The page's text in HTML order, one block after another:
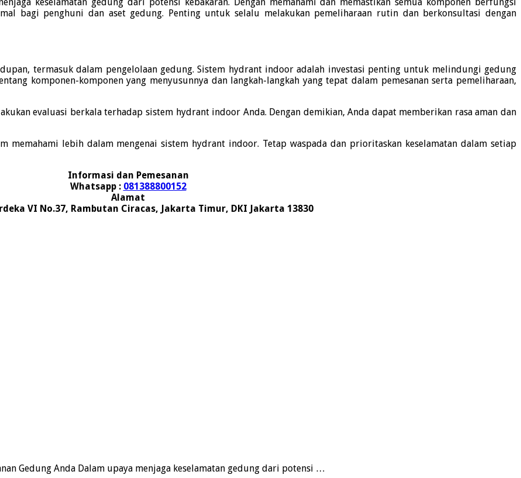
bagi penghuni dan aset gedung. Penting untuk selalu melakukan pemeliharaan rutin dan berkonsultasi dengan
termasuk dalam pengelolaan gedung. Sistem hydrant indoor adalah investasi penting untuk melindungi gedung
komponen-komponen yang menyusunnya dan langkah-langkah yang tepat dalam pemesanan serta pemeliharaan,
evaluasi berkala terhadap sistem hydrant indoor Anda. Dengan demikian, Anda dapat memberikan rasa aman dan
memahami lebih dalam mengenai sistem hydrant indoor. Tetap waspada dan prioritaskan keselamatan dalam setiap
Informasi dan Pemesanan
Whatsapp : 081388800152
Alamat
VI No.37, Rambutan Ciracas, Jakarta Timur, DKI Jakarta 13830
Gedung Anda Dalam upaya menjaga keselamatan gedung dari potensi …